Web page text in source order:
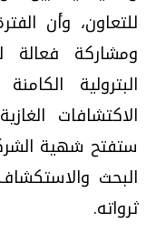
للتعاون، وأن
ومشاركة فعالة
البترولية
الاكتشافات
ستفتح شهية
البحث
ثرواته.